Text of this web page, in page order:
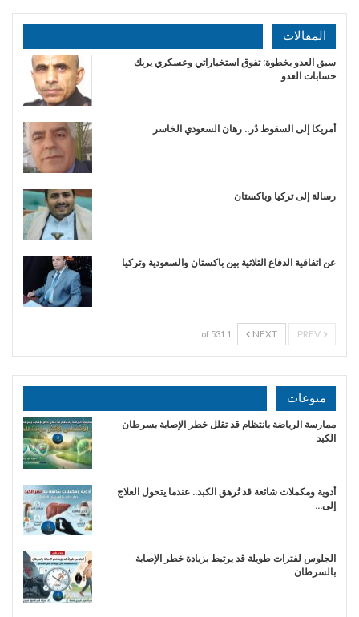
المقالات
سبق العدو بخطوة: تفوق استخباراتي وعسكري يربك
حسابات العدو
أمريكا إلى السقوط دُر.. رهان السعودي الخاسر
رسالة إلى تركيا وباكستان
عن اتفاقية الدفاع الثلاثية بين باكستان والسعودية وتركيا
NEXT
1 of 531
منوعات
ممارسة الرياضة بانتظام قد تقلل خطر الإصابة بسرطان
الكبد
أدوية ومكملات شائعة قد تُرهق الكبد.. عندما يتحول العلاج
إلى…
الجلوس لفترات طويلة قد يرتبط بزيادة خطر الإصابة
بالسرطان